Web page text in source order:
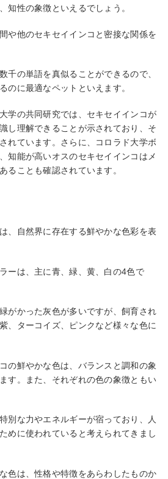
知性の象徴といえるでしょう。
や他のセキセイインコと密接な関係を
千の単語を真似ることができるので、
のに最適なペットといえます。
学の共同研究では、セキセイインコが
し理解できることが示されており、そ
れています。さらに、コロラド大学ボ
知能が高いオスのセキセイインコはメ
ることも確認されています。
、自然界に存在する鮮やかな色彩を表
ーは、主に青、緑、黄、白の4色で
がかった灰色が多いですが、飼育され
、ターコイズ、ピンクなど様々な色に
の鮮やかな色は、バランスと調和の象
す。また、それぞれの色の象徴ともい
別な力やエネルギーが宿っており、人
めに使われていると考えられてきまし
色は、性格や特徴をあらわしたものか